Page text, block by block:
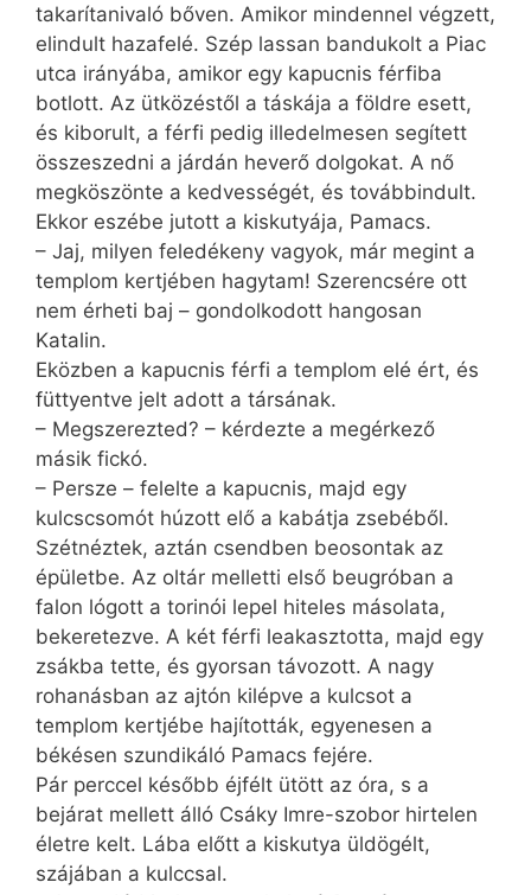
takarítanivaló bőven. Amikor mindennel végzett,
elindult hazafelé. Szép lassan bandukolt a Piac
utca irányába, amikor egy kapucnis férfiba
botlott. Az ütközéstől a táskája a földre esett,
és kiborult, a férfi pedig illedelmesen segített
összeszedni a járdán heverő dolgokat. A nő
megköszönte a kedvességét, és továbbindult.
Ekkor eszébe jutott a kiskutyája, Pamacs.
– Jaj, milyen feledékeny vagyok, már megint a
templom kertjében hagytam! Szerencsére ott
nem érheti baj – gondolkodott hangosan
Katalin.
Eközben a kapucnis férfi a templom elé ért, és
füttyentve jelt adott a társának.
– Megszerezted? – kérdezte a megérkező
másik fickó.
– Persze – felelte a kapucnis, majd egy
kulcscsomót húzott elő a kabátja zsebéből.
Szétnéztek, aztán csendben beosontak az
épületbe. Az oltár melletti első beugróban a
falon lógott a torinói lepel hiteles másolata,
bekeretezve. A két férfi leakasztotta, majd egy
zsákba tette, és gyorsan távozott. A nagy
rohanásban az ajtón kilépve a kulcsot a
templom kertjébe hajították, egyenesen a
békésen szundikáló Pamacs fejére.
Pár perccel később éjfélt ütött az óra, s a
bejárat mellett álló Csáky Imre-szobor hirtelen
életre kelt. Lába előtt a kiskutya üldögélt,
szájában a kulccsal.